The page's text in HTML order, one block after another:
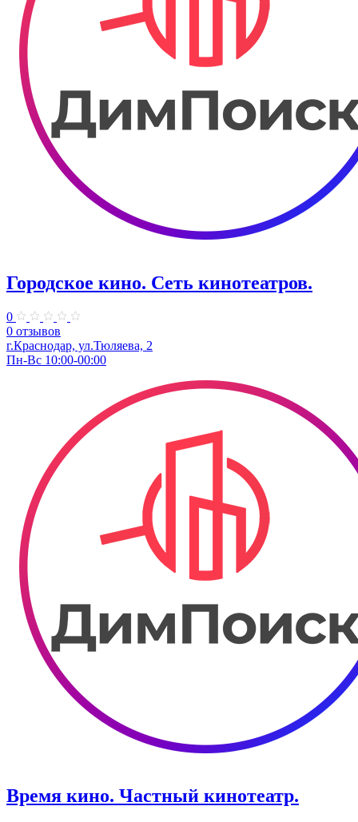
Городское кино. Сеть кинотеатров.
0
0 отзывов
г.Краснодар, ул.Тюляева, 2
Пн-Вс 10:00-00:00
Время кино. Частный кинотеатр.